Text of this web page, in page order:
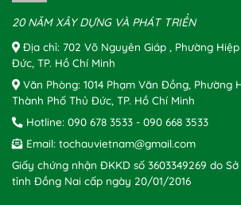
20 NĂM XÂY DỰNG VÀ PHÁT TRIỂN
Địa chỉ: 702 Võ Nguyên Giáp , Phường
Đức, TP. Hồ Chí Minh
Văn Phòng: 1014 Phạm Văn Đồng, Phường
Thành Phố Thủ Đức, TP. Hồ Chí Minh
Hotline: 090 678 3533 - 090 668 3533
Email: tochauvietnam@gmail.com
Giấy chứng nhận ĐKKD số 3603349269 do
tỉnh Đồng Nai cấp ngày 20/01/2016